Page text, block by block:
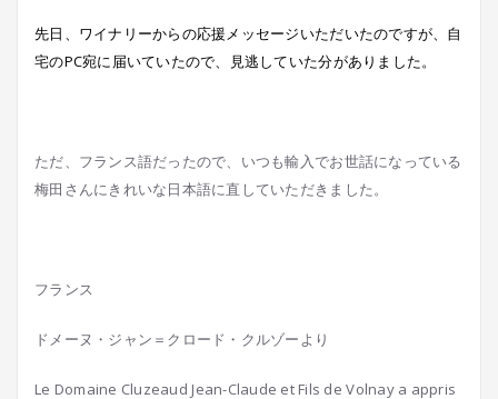
先日、ワイナリーからの応援メッセージいただいたのですが、自
宅のPC宛に届いていたので、見逃していた分がありました。
ただ、フランス語だったので、いつも輸入でお世話になっている
梅田さんにきれいな日本語に直していただきました。
フランス
ドメーヌ・ジャン＝クロード・クルゾーより
Le Domaine Cluzeaud Jean-Claude et Fils de Volnay a appris